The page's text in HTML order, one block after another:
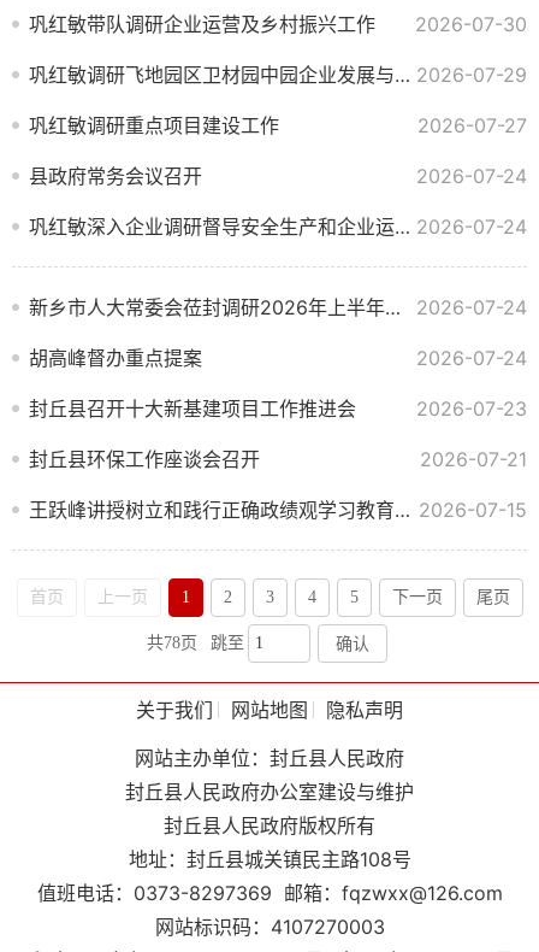
巩红敏带队调研企业运营及乡村振兴工作 2026-07-30
巩红敏调研飞地园区卫材园中园企业发展与安全生产工作 2026-07-29
巩红敏调研重点项目建设工作 2026-07-27
县政府常务会议召开 2026-07-24
巩红敏深入企业调研督导安全生产和企业运行工作 2026-07-24
新乡市人大常委会莅封调研2026年上半年国民经济和社会发展计划执行情况 2026-07-24
胡高峰督办重点提案 2026-07-24
封丘县召开十大新基建项目工作推进会 2026-07-23
封丘县环保工作座谈会召开 2026-07-21
王跃峰讲授树立和践行正确政绩观学习教育专题党课 2026-07-15
首页 上一页 1 2 3 4 5 下一页 尾页
共78页 跳至 确认
关于我们 网站地图
隐私声明
网站主办单位：封丘县人民政府
封丘县人民政府办公室建设与维护
封丘县人民政府版权所有
地址：封丘县城关镇民主路108号
值班电话：0373-8297369 邮箱：fqzwxx@126.com
网站标识码：4107270003